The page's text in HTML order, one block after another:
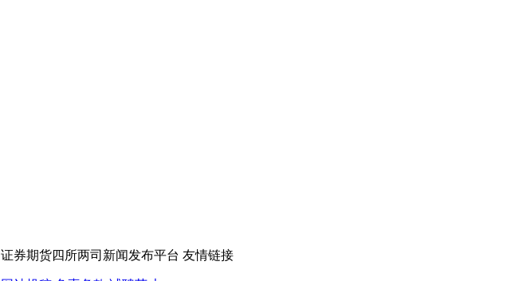
证券期货四所两司新闻发布平台 友情链接